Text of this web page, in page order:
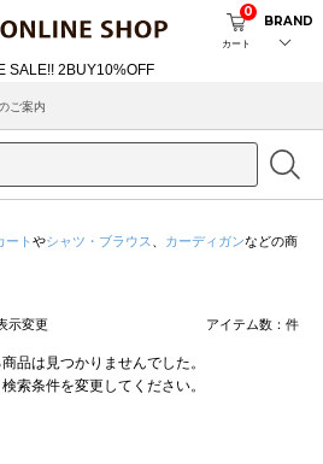
カート
0
BRAND
ご案内
ート やシャツ・ブラウス カーディガンなどの商
示変更 アイテム数： 件
品は見つかりませんでした。
索条件を変更してください。